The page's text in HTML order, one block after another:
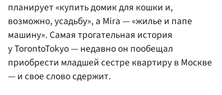
планирует «купить домик для кошки и,
возможно, усадьбу», а Mira — «жилье и папе
машину». Самая трогательная история
у TorontoTokyo — недавно он пообещал
приобрести младшей сестре квартиру в Москве
— и свое слово сдержит.